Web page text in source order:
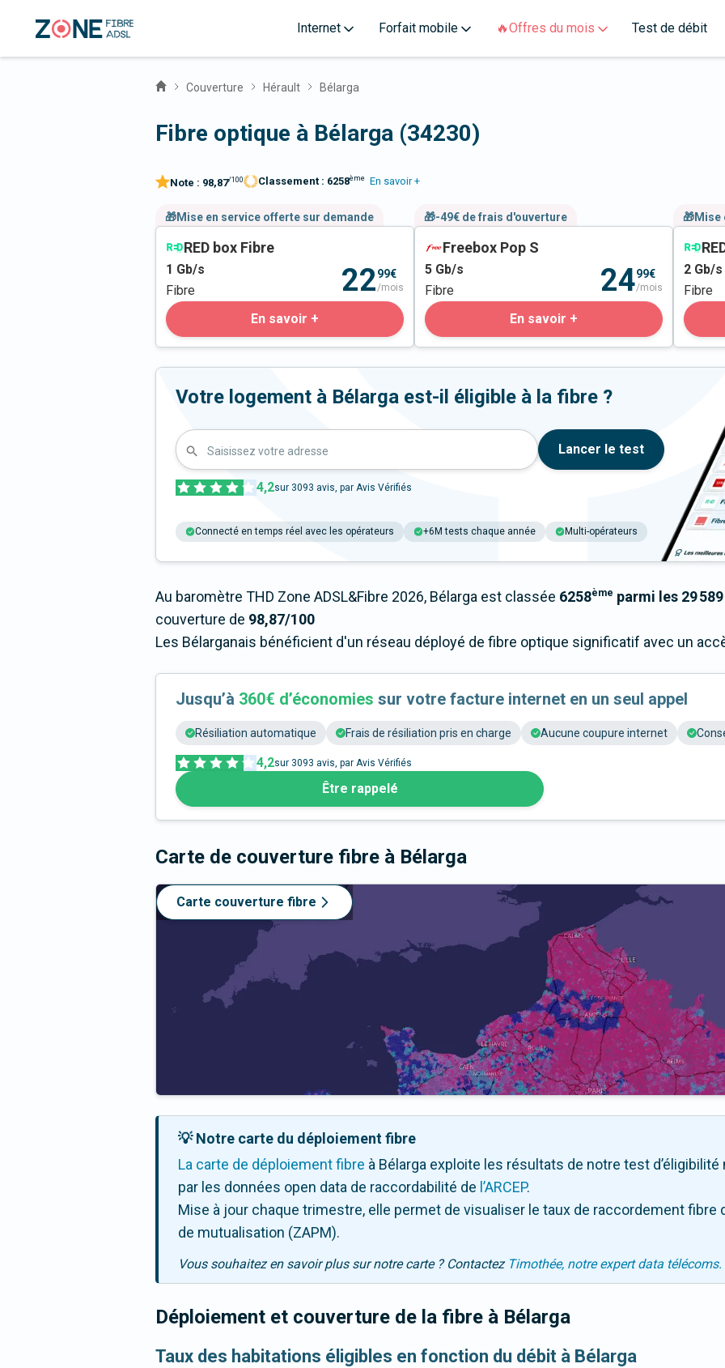
Internet Forfait mobile 🔥Offres du mois Test de débit
Couverture Hérault Bélarga
Fibre optique à Bélarga (34230)
Note : 98,87/100 Classement : 6258ème En savoir +
🎁Mise en service offerte sur demande
RED box Fibre
1 Gb/s
Fibre
2299€
/mois
En savoir +
🎁-49€ de frais d'ouverture
Freebox Pop S
5 Gb/s
Fibre
2499€
/mois
En savoir +
🎁Mise
2 Gb/s
Fibre
Votre logement à Bélarga est-il éligible à la fibre ?
Saisissez votre adresse Lancer le test
4,2sur 3093 avis, par Avis Vérifiés
Connecté en temps réel avec les opérateurs +6M tests chaque année Multi-opérateurs
Au baromètre THD Zone ADSL&Fibre 2026, Bélarga est classée 6258ème parmi les 29
couverture de 98,87/100
Les Bélarganais bénéficient d'un réseau déployé de fibre optique significatif avec un
Jusqu’à 360€ d’économies sur votre facture internet en un seul appel
Résiliation automatique Frais de résiliation pris en charge Aucune coupure internet
4,2sur 3093 avis, par Avis Vérifiés
Être rappelé
Carte de couverture fibre à Bélarga
Carte couverture fibre
💡 Notre carte du déploiement fibre
La carte de déploiement fibre à Bélarga exploite les résultats de notre test
par les données open data de raccordabilité de l’ARCEP.
Mise à jour chaque trimestre, elle permet de visualiser le taux de raccordement fibre
de mutualisation (ZAPM).
Vous souhaitez en savoir plus sur notre carte ? Contactez Timothée, notre expert data télécoms.
Déploiement et couverture de la fibre à Bélarga
Taux des habitations éligibles en fonction du débit à Bélarga